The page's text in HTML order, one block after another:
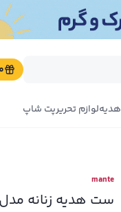
هدیهلوازم تحریرپت شاپ
mante
ست هدیه زنانه مدل X100 منط Mante